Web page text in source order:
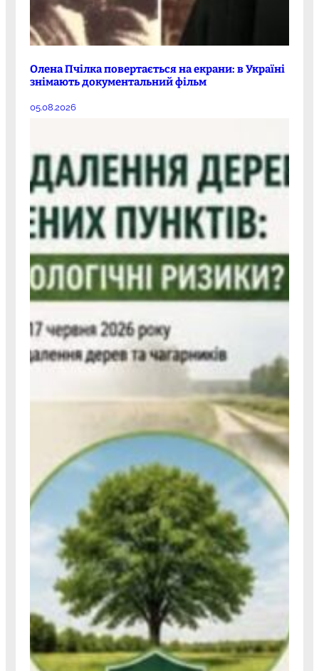
Олена Пчілка повертається на екрани: в Україні
знімають документальний фільм
05.08.2026